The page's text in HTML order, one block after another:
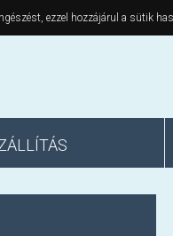
ezzel hozzájárul a sütik